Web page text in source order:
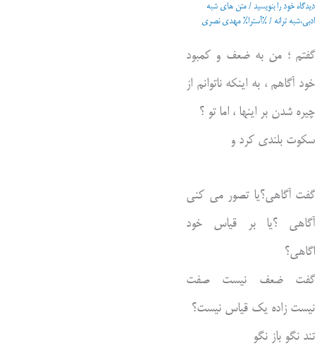
دیدگاه‌ خود را بنویسید / متن های شبه
ادبی،شبه ترانه / %آسترا% مهدی نصری
گفتم ؛ من به ضعف و کمبود
خود آگاهم ، به اینکه ناتوانم از
چیره شدن بر اینها ، اما تو ؟
سکوت بلندی کرد و
گفت آگاهی؟یا تصور می کنی
آگاهی ؟یا بر قیاس خود
اگاهی؟
گفت ضعف نیست صفت
نیست زاده یک قیاس نیست؟
تند نگو باز نگو